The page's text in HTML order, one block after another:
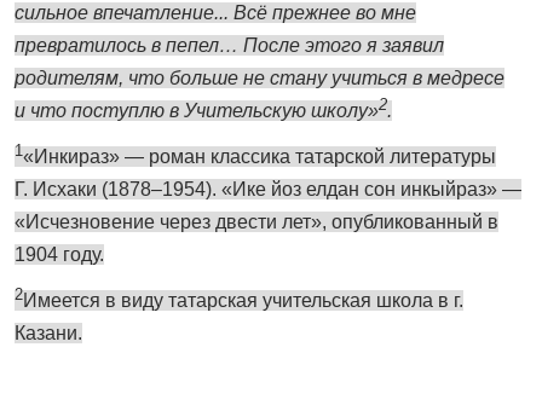
сильное впечатление... Всё прежнее во мне
превратилось в пепел… После этого я заявил
родителям, что больше не стану учиться в медресе
и что поступлю в Учительскую школу»2.
1«Инкираз» — роман классика татарской литературы
Г. Исхаки (1878–1954). «Ике йоз елдан сон инкыйраз» —
«Исчезновение через двести лет», опубликованный в
1904 году.
2Имеется в виду татарская учительская школа в г.
Казани.